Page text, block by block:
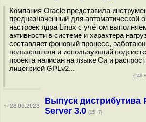
Компания Oracle представила
предназначенный для автоматической
настроек ядра Linux с учётом
активности в системе и характера
составляет фоновый процесс,
пользователя и использующий
проекта написан на языке Си и
лицензией GPLv2...
(146
· 28.06.2023
Выпуск дистрибутива
Server 3.0 (15 +7)